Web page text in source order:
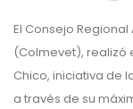
El Consejo
(Colmevet), realizó
Chico, iniciativa de
a través de su